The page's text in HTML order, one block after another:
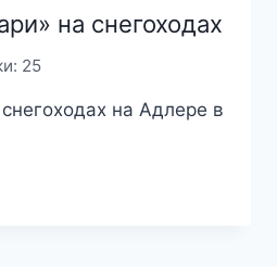
на снегоходах
25
на Адлере в